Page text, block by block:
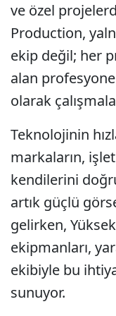
ve özel
Production,
ekip değil; her
alan
olarak
Teknolojinin
markaların,
kendilerini
artık güçlü
gelirken,
ekipmanları,
ekibiyle bu
sunuyor.